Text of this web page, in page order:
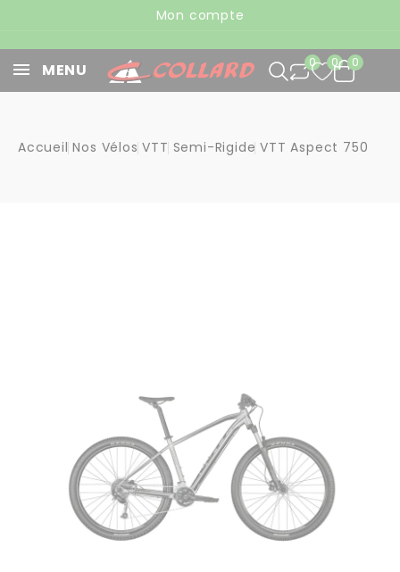
Panneau de gestion des cookies
Mon compte
MENU 0 0 0
Accueil Nos Vélos VTT Semi-Rigide VTT Aspect 750